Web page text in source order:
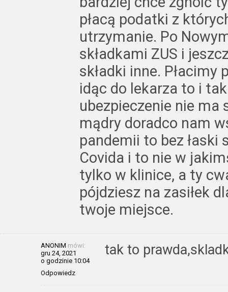
płacą podatki z
utrzymanie. Po
składkami ZUS i
składki inne. Płacimy
idąc do lekarza to i
ubezpieczenie nie ma
mądry doradco nam
pandemii to bez łaski
Covida i to nie w
tylko w klinice, a ty
pójdziesz na zasiłek
twoje miejsce.
ANONIM mówi:
gru 24, 2021
o godzinie 10:04
Odpowiedz
tak to